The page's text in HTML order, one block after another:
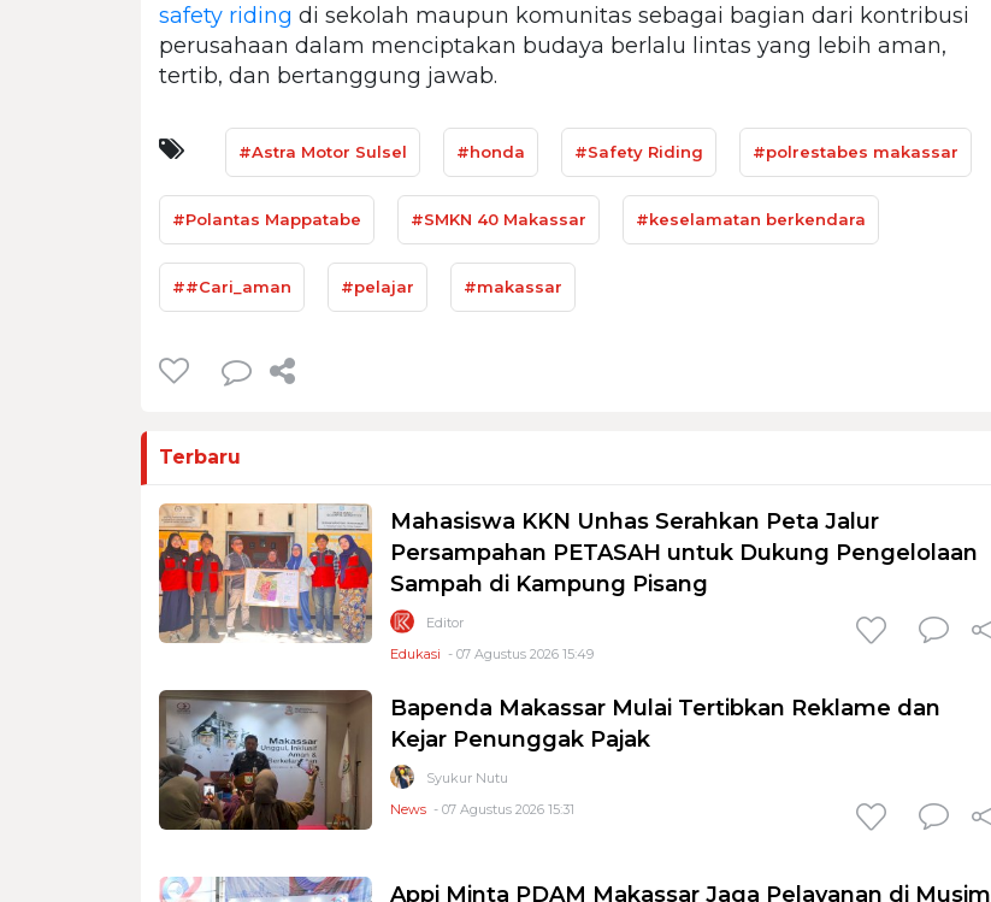
safety riding di sekolah maupun komunitas sebagai bagian dari kontribusi
perusahaan dalam menciptakan budaya berlalu lintas yang lebih aman,
tertib, dan bertanggung jawab.
#Astra Motor Sulsel #honda #Safety Riding #polrestabes makassar
#Polantas Mappatabe #SMKN 40 Makassar #keselamatan berkendara
##Cari_aman #pelajar #makassar
Terbaru
Mahasiswa KKN Unhas Serahkan Peta Jalur
Persampahan PETASAH untuk Dukung Pengelolaan
Sampah di Kampung Pisang
Editor
Edukasi - 07 Agustus 2026 15:49
Bapenda Makassar Mulai Tertibkan Reklame dan
Kejar Penunggak Pajak
Syukur Nutu
News - 07 Agustus 2026 15:31
Appi Minta PDAM Makassar Jaga Pelayanan di Musim